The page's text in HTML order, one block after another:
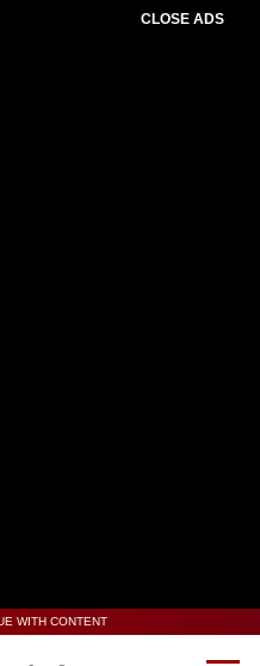
CLOSE ADS
WITH CONTENT